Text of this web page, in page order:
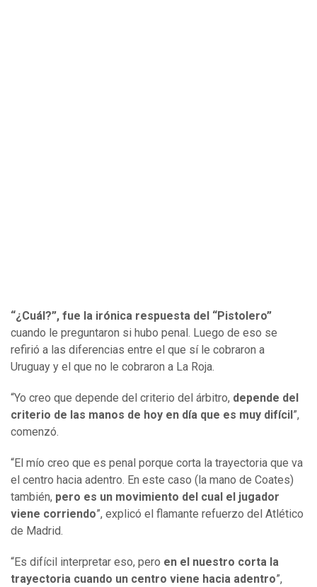
“¿Cuál?”, fue la irónica respuesta del “Pistolero”
cuando le preguntaron si hubo penal. Luego de eso se
refirió a las diferencias entre el que sí le cobraron a
Uruguay y el que no le cobraron a La Roja.
“Yo creo que depende del criterio del árbitro, depende del
criterio de las manos de hoy en día que es muy difícil ”,
comenzó.
“El mío creo que es penal porque corta la trayectoria que va
el centro hacia adentro. En este caso (la mano de Coates)
también, pero es un movimiento del cual el jugador
viene corriendo”, explicó el flamante refuerzo del Atlético
de Madrid.
“Es difícil interpretar eso, pero en el nuestro corta la
trayectoria cuando un centro viene hacia adentro”,